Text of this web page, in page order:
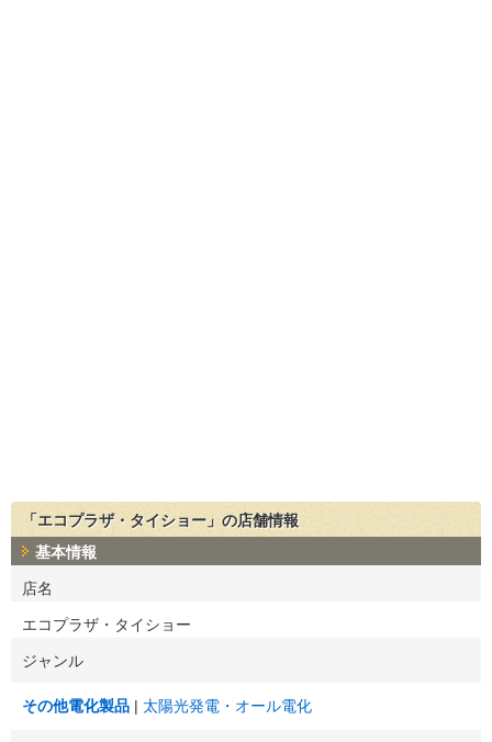
「エコプラザ・タイショー」の店舗情報
基本情報
店名
エコプラザ・タイショー
ジャンル
その他電化製品 太陽光発電・オール電化